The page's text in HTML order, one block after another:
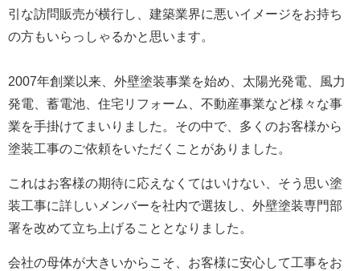
引な訪問販売が横行し、建築業界に悪いイメージをお持ち
の方もいらっしゃるかと思います。
2007年創業以来、外壁塗装事業を始め、太陽光発電、風力
発電、蓄電池、住宅リフォーム、不動産事業など様々な事
業を手掛けてまいりました。 その中で、多くのお客様から
塗装工事のご依頼をいただくことがありました。
これはお客様の期待に応えなくてはいけない、そう思い塗
装工事に詳しいメンバーを社内で選抜し、外壁塗装専門部
署を改めて立ち上げることとなりました。
会社の母体が大きいからこそ、お客様に安心して工事をお